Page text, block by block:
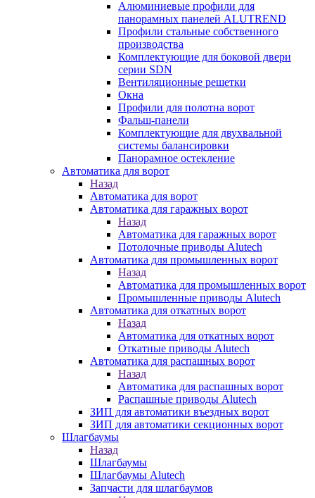
Алюминиевые профили для
панорамных панелей ALUTREND
Профили стальные собственного
производства
Комплектующие для боковой двери
серии SDN
Вентиляционные решетки
Окна
Профили для полотна ворот
Фальш-панели
Комплектующие для двухвальной
системы балансировки
Панорамное остекление
Автоматика для ворот
Назад
Автоматика для ворот
Автоматика для гаражных ворот
Назад
Автоматика для гаражных ворот
Потолочные приводы Alutech
Автоматика для промышленных ворот
Назад
Автоматика для промышленных ворот
Промышленные приводы Alutech
Автоматика для откатных ворот
Назад
Автоматика для откатных ворот
Откатные приводы Alutech
Автоматика для распашных ворот
Назад
Автоматика для распашных ворот
Распашные приводы Alutech
ЗИП для автоматики въездных ворот
ЗИП для автоматики секционных ворот
Шлагбаумы
Назад
Шлагбаумы
Шлагбаумы Alutech
Запчасти для шлагбаумов